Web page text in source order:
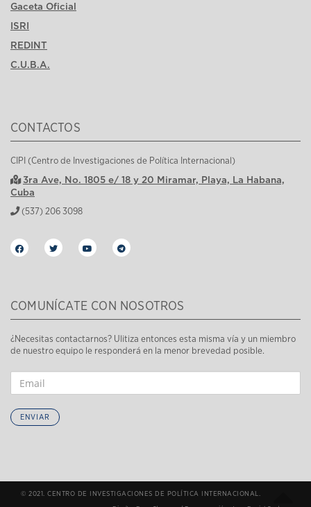
Gaceta Oficial
ISRI
REDINT
C.U.B.A.
CONTACTOS
CIPI (Centro de Investigaciones de Política Internacional)
3ra Ave, No. 1805 e/ 18 y 20 Miramar, Playa, La Habana,
Cuba
(537) 206 3098
COMUNÍCATE CON NOSOTROS
¿Necesitas contactarnos? Ulitiza entonces esta misma vía y un miembro
de nuestro equipo le responderá en la menor brevedad posible.
ENVIAR
© 2021. CENTRO DE INVESTIGACIONES DE POLÍTICA INTERNACIONAL.